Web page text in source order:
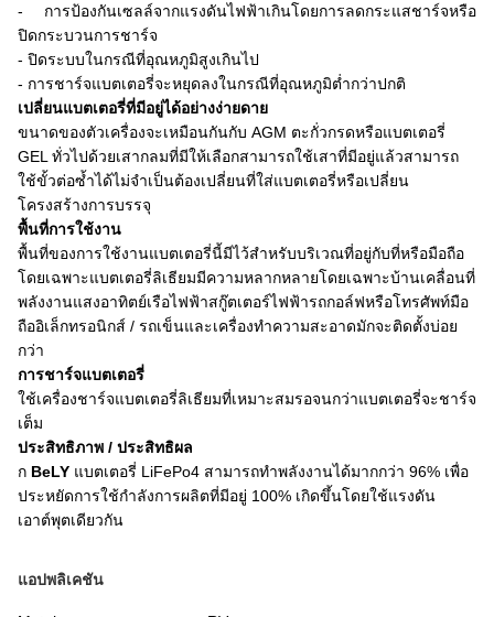
- การป้องกันเซลล์จากแรงดันไฟฟ้าเกินโดยการลดกระแสชาร์จหรือ
ปิดกระบวนการชาร์จ
- ปิดระบบในกรณีที่อุณหภูมิสูงเกินไป
- การชาร์จแบตเตอรี่จะหยุดลงในกรณีที่อุณหภูมิต่ำกว่าปกติ
เปลี่ยนแบตเตอรี่ที่มีอยู่ได้อย่างง่ายดาย
ขนาดของตัวเครื่องจะเหมือนกันกับ AGM ตะกั่วกรดหรือแบตเตอรี่
GEL ทั่วไปด้วยเสากลมที่มีให้เลือกสามารถใช้เสาที่มีอยู่แล้วสามารถ
ใช้ขั้วต่อซ้ำได้ไม่จำเป็นต้องเปลี่ยนที่ใส่แบตเตอรี่หรือเปลี่ยน
โครงสร้างการบรรจุ
พื้นที่การใช้งาน
พื้นที่ของการใช้งานแบตเตอรี่นี้มีไว้สำหรับบริเวณที่อยู่กับที่หรือมือถือ
โดยเฉพาะแบตเตอรี่ลิเธียมมีความหลากหลายโดยเฉพาะบ้านเคลื่อนที่
พลังงานแสงอาทิตย์เรือไฟฟ้าสกู๊ตเตอร์ไฟฟ้ารถกอล์ฟหรือโทรศัพท์มือ
ถืออิเล็กทรอนิกส์ / รถเข็นและเครื่องทำความสะอาดมักจะติดตั้งบ่อย
กว่า
การชาร์จแบตเตอรี่
ใช้เครื่องชาร์จแบตเตอรี่ลิเธียมที่เหมาะสมรอจนกว่าแบตเตอรี่จะชาร์จ
เต็ม
ประสิทธิภาพ / ประสิทธิผล
ก BeLY แบตเตอรี่ LiFePo4 สามารถทำพลังงานได้มากกว่า 96% เพื่อ
ประหยัดการใช้กำลังการผลิตที่มีอยู่ 100% เกิดขึ้นโดยใช้แรงดัน
เอาต์พุตเดียวกัน
แอปพลิเคชัน